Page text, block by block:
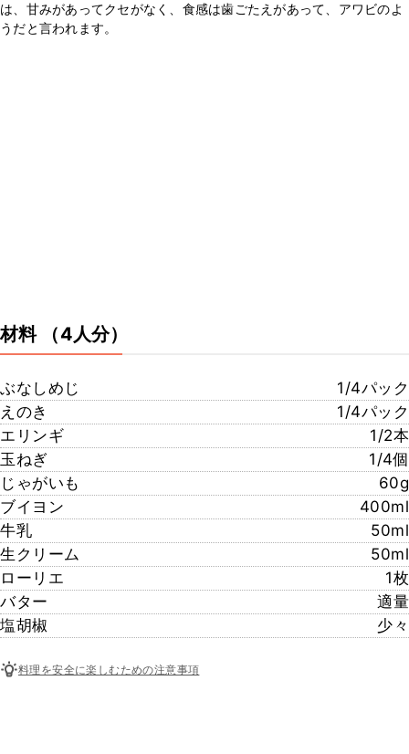
は、甘みがあってクセがなく、食感は歯ごたえがあって、アワビのよ
うだと言われます。
材料 （4人分）
ぶなしめじ
1/4パック
えのき
1/4パック
エリンギ
1/2本
玉ねぎ
1/4個
じゃがいも
60g
ブイヨン
400ml
牛乳
50ml
生クリーム
50ml
ローリエ
1枚
バター
適量
塩胡椒
少々
料理を安全に楽しむための注意事項